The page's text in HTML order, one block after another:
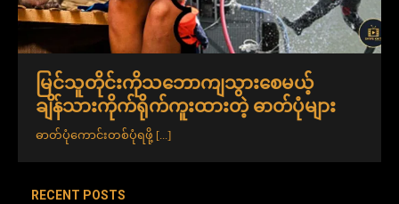
မြင်သူတိုင်းကိုသဘောကျသွားစေမယ့်
ချိန်သားကိုက်ရိုက်ကူးထားတဲ့ ဓာတ်ပုံများ
ဓာတ်ပုံကောင်းတစ်ပုံရဖို့ [...]
RECENT POSTS